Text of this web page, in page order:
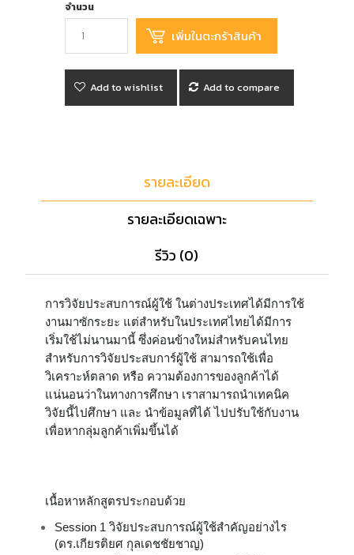
จำนวน
Add to wishlist Add to compare
รายละเอียด
รายละเอียดเฉพาะ
รีวิว (0)
การวิจัยประสบการณ์ผู้ใช้ ในต่างประเทศได้มีการใช้
งานมาซักระยะ แต่สำหรับในประเทศไทยได้มีการ
เริ่มใช้ไม่นานมานี้ ซึ่งค่อนข้างใหม่สำหรับคนไทย
สำหรับการวิจัยประสบการ์ผู้ใช้ สามารถใช้เพื่อ
วิเคราะห์ตลาด หรือ ความต้องการของลูกค้าได้
แน่นอนว่าในทางการศึกษา เราสามารถนำเทคนิค
วิจัยนี้ไปศึกษา และ นำข้อมูลที่ได้ ไปปรับใช้กับงาน
เพื่อหากลุ่มลูกค้าเพิ่มขึ้นได้
เนื้อหาหลักสูตรประกอบด้วย
Session 1 วิจัยประสบการณ์ผู้ใช้สำคัญอย่างไร
(ดร.เกียรติยศ กุลเดชชัยชาญ)